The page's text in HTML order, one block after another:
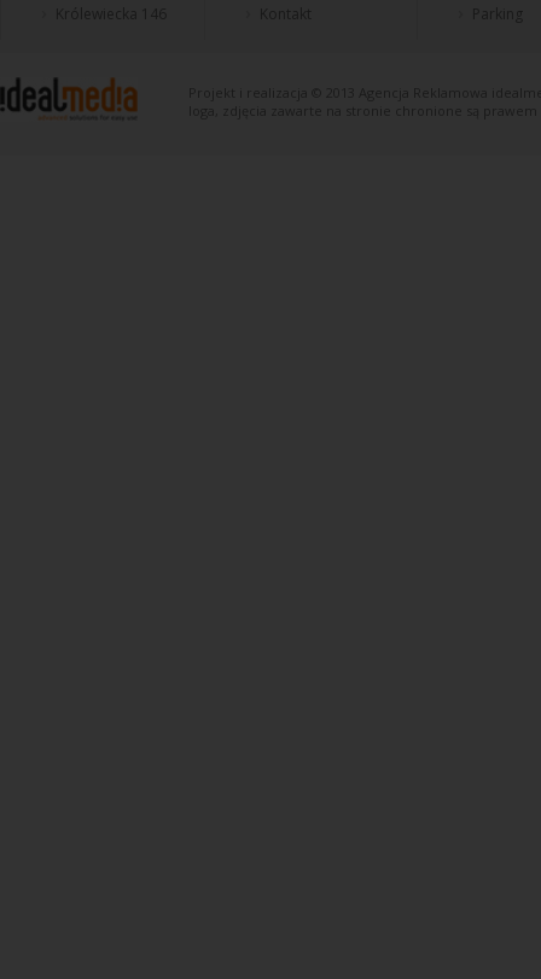
Królewiecka 146 Parking
Projekt i realizacja © 2013 Agencja Reklamowa
loga, zdjęcia zawarte na stronie chronione są